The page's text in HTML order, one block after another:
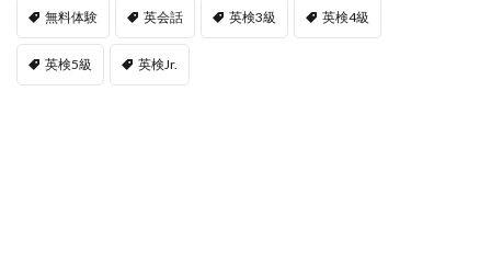
無料体験 英会話 英検3級 英検4級
英検5級 英検Jr.